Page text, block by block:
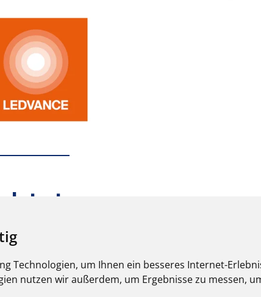
Technologien, um Ihnen ein besseres Internet-
nutzen wir außerdem, um Ergebnisse zu messen,